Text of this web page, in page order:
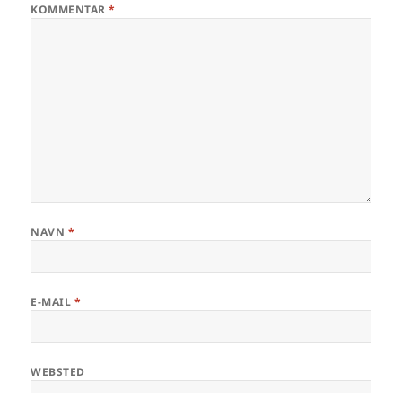
KOMMENTAR*
NAVN *
E-MAIL *
WEBSTED